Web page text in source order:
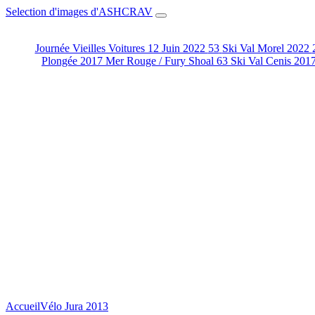
Selection d'images d'ASHCRAV
Journée Vieilles Voitures 12 Juin 2022 53 Ski Val Morel 2022
Plongée 2017 Mer Rouge / Fury Shoal 63 Ski Val Cenis
AccueilVélo Jura 2013